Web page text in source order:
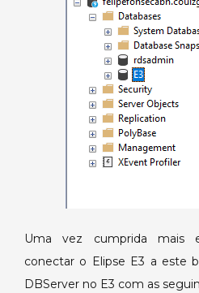
Uma vez cumprida mais
conectar o Elipse E3 a este
DBServer no E3 com as